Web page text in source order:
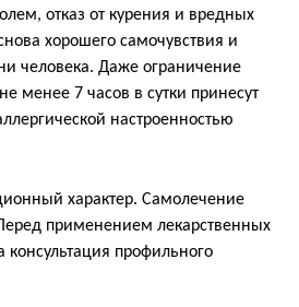
отказ от курения и вредных
хорошего самочувствия и
человека. Даже ограничение
менее 7 часов в сутки принесут
настроенностью
характер. Самолечение
применением лекарственных
консультация профильного